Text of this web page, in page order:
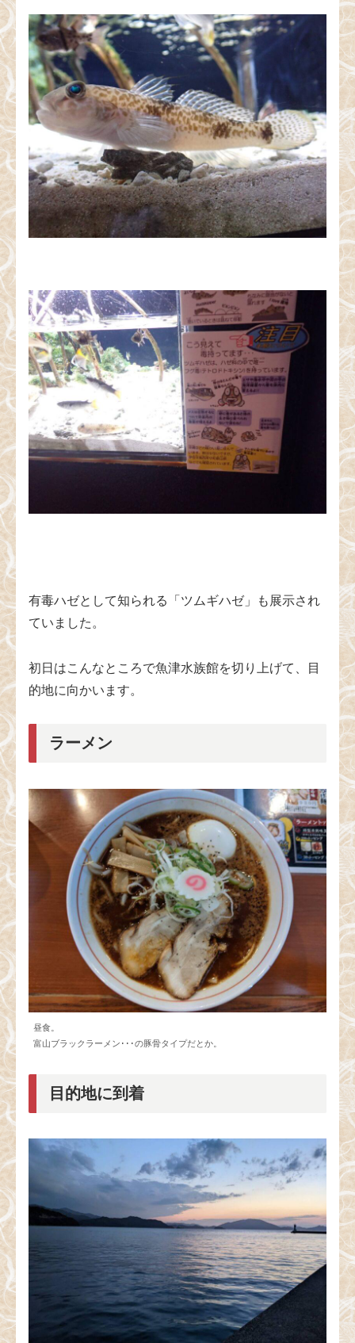
有毒ハゼとして知られる「ツムギハゼ」も展示され
ていました。
初日はこんなところで魚津水族館を切り上げて、目
的地に向かいます。
ラーメン
昼食。
富山ブラックラーメン･･･の豚骨タイプだとか。
目的地に到着